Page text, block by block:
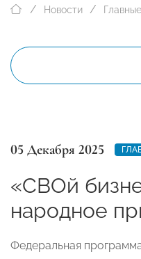
Новости
05 Декабря 2025
«СВОй
народное
Федеральная